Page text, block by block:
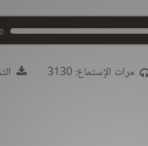
مرات الإستماع: 3130